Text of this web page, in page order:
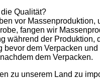
Qualität?
vor Massenproduktion,
fangen wir
während der Produktion,
bevor dem Verpacken und
dem Verpacken.
zu unserem Land zu